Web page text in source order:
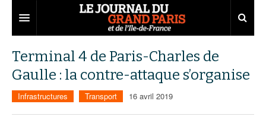
Territoires
Aménagement
Entreprises
Terminal 4 de Paris-Charles de
Gaulle : la contre-attaque s’organise
Infrastructures Transport 16 avril 2019